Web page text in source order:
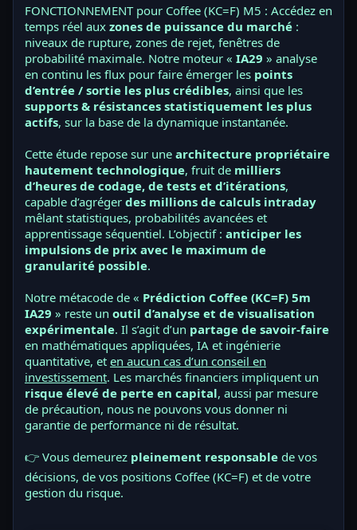
FONCTIONNEMENT pour Coffee (KC=F) M5 : Accédez en
temps réel aux zones de puissance du marché :
niveaux de rupture, zones de rejet, fenêtres de
probabilité maximale. Notre moteur « IA29 » analyse
en continu les flux pour faire émerger les points
d’entrée / sortie les plus crédibles, ainsi que les
supports & résistances statistiquement les plus
actifs, sur la base de la dynamique instantanée.
Cette étude repose sur une architecture propriétaire
hautement technologique, fruit de milliers
d’heures de codage, de tests et d’itérations,
capable d’agréger des millions de calculs intraday
mêlant statistiques, probabilités avancées et
apprentissage séquentiel. L’objectif : anticiper les
impulsions de prix avec le maximum de
granularité possible.
Notre métacode de « Prédiction Coffee (KC=F) 5m
IA29 » reste un outil d’analyse et de visualisation
expérimentale. Il s’agit d’un partage de savoir-faire
en mathématiques appliquées, IA et ingénierie
quantitative, et en aucun cas d’un conseil en
investissement. Les marchés financiers impliquent un
risque élevé de perte en capital, aussi par mesure
de précaution, nous ne pouvons vous donner ni
garantie de performance ni de résultat.
👉 Vous demeurez pleinement responsable de vos
décisions, de vos positions Coffee (KC=F) et de votre
gestion du risque.